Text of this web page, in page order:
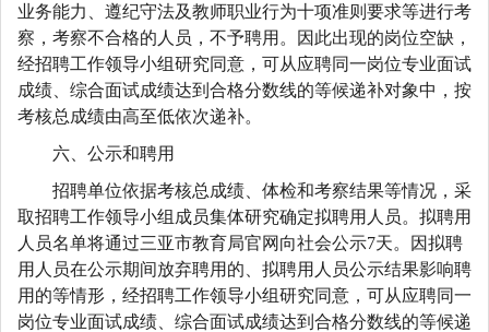
业务能力、遵纪守法及教师职业行为十项准则要求等进行考
察，考察不合格的人员，不予聘用。因此出现的岗位空缺，
经招聘工作领导小组研究同意，可从应聘同一岗位专业面试
成绩、综合面试成绩达到合格分数线的等候递补对象中，按
考核总成绩由高至低依次递补。
六、公示和聘用
招聘单位依据考核总成绩、体检和考察结果等情况，采
取招聘工作领导小组成员集体研究确定拟聘用人员。拟聘用
人员名单将通过三亚市教育局官网向社会公示7天。因拟聘
用人员在公示期间放弃聘用的、拟聘用人员公示结果影响聘
用的等情形，经招聘工作领导小组研究同意，可从应聘同一
岗位专业面试成绩、综合面试成绩达到合格分数线的等候递